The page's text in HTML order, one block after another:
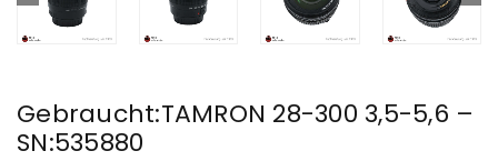
Gebraucht:TAMRON 28-300 3,5-5,6 –
SN:535880